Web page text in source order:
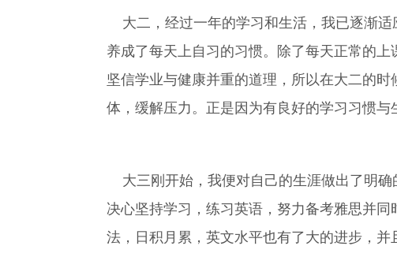
大二，经过一年的学习和生活，我已逐渐适
养成了每天上自习的习惯。除了每天正常的
坚信学业与健康并重的道理，所以在大二的
体，缓解压力。正是因为有良好的学习习惯与
大三刚开始，我便对自己的生涯做出了明确
决心坚持学习，练习英语，努力备考雅思并
法，日积月累，英文水平也有了大的进步，